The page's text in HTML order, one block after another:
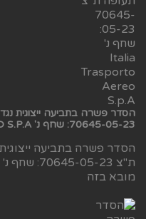
70645-05-23: שחף נ' ITALIA TRASPORTO AEREO S.P.A
מובא בזה